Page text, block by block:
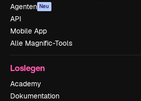
Agenten Neu
API
Mobile App
Alle Magnific-Tools
Loslegen
Academy
Dokumentation